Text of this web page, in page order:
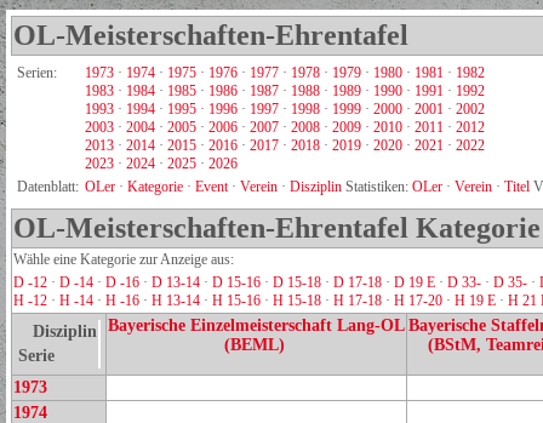
OL-Meisterschaften-Ehrentafel
Serien: 1973 · 1974 · 1975 · 1976 · 1977 · 1978 · 1979 · 1980 · 1981 · 1982
1983 · 1984 · 1985 · 1986 · 1987 · 1988 · 1989 · 1990 · 1991 · 1992
1993 · 1994 · 1995 · 1996 · 1997 · 1998 · 1999 · 2000 · 2001 · 2002
2003 · 2004 · 2005 · 2006 · 2007 · 2008 · 2009 · 2010 · 2011 · 2012
2013 · 2014 · 2015 · 2016 · 2017 · 2018 · 2019 · 2020 · 2021 · 2022
2023 · 2024 · 2025 · 2026
Datenblatt: OLer · Kategorie · Event· Verein · Disziplin Statistiken: OLer · Verein · Titel
OL-Meisterschaften-Ehrentafel
Wähle eine Kategorie zur Anzeige aus:
D -12 · D -14 · D -16 · D 13-14 · D 15-16 · D 15-18 · D 17-18 · D 19 E · D 33- · D 35- ·
H -12 · H -14 · H -16 · H 13-14 · H 15-16 · H 15-18 · H 17-18 · H 17-20 · H 19 E · H 21
Disziplin
Serie
Bayerische Einzelmeisterschaft Lang-OL
(BEML)
Bayerische
(BStM,
1973
1974